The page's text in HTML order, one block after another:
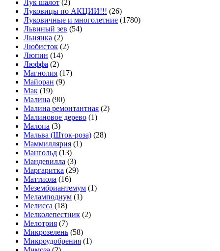
Лук шалот (2)
Луковицы по АКЦИИ!!! (26)
Луковичные и многолетние (1780)
Львиный зев (54)
Льнянка (2)
Любисток (2)
Люпин (14)
Люффа (2)
Магнолия (17)
Майоран (9)
Мак (19)
Малина (90)
Малина ремонтантная (2)
Малиновое дерево (1)
Малопа (3)
Мальва (Шток-роза) (28)
Маммиллярия (1)
Мангольд (13)
Мандевилла (3)
Маргаритка (29)
Маттиола (16)
Мезембриантемум (1)
Меламподиум (1)
Мелисса (18)
Мелколепестник (2)
Мелотрия (7)
Микрозелень (58)
Микроудобрения (1)